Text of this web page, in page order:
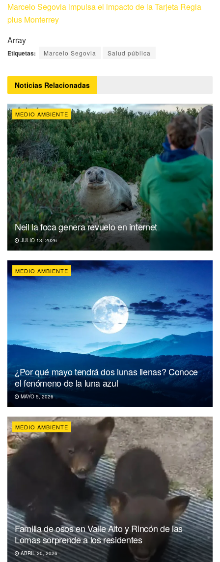
Marcelo Segovia impulsa el impacto de la Tarjeta Regia
plus Monterrey
Array
Etiquetas: Marcelo Segovia Salud pública
Noticias Relacionadas
MEDIO AMBIENTE
Neil la foca genera revuelo en internet
JULIO 13, 2026
MEDIO AMBIENTE
¿Por qué mayo tendrá dos lunas llenas? Conoce
el fenómeno de la luna azul
MAYO 5, 2026
MEDIO AMBIENTE
Familia de osos en Valle Alto y Rincón de las
Lomas sorprende a los residentes
ABRIL 20, 2026